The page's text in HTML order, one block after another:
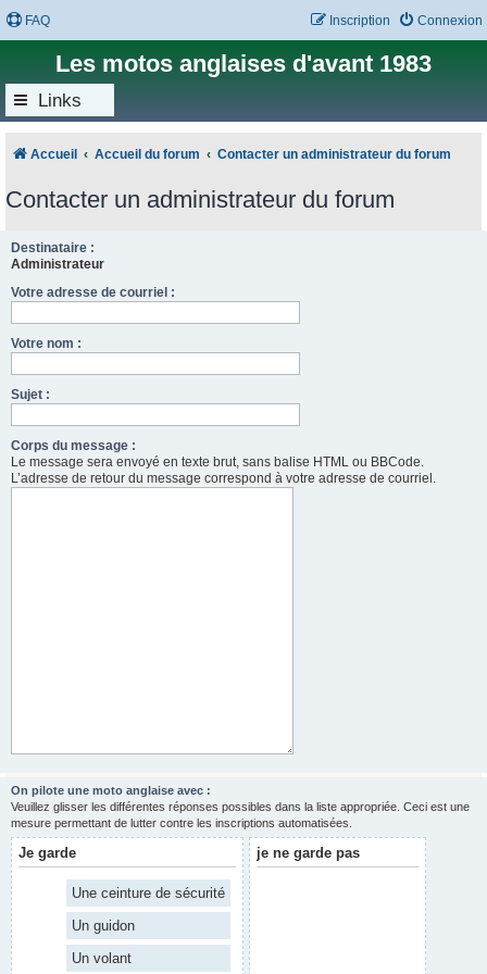
FAQ Connexion
Inscription
Les motos anglaises d'avant 1983
Links
Accueil Accueil du forum Contacter un administrateur du forum
Contacter un administrateur du forum
Destinataire :
Administrateur
Votre adresse de courriel :
Votre nom :
Sujet :
Corps du message :
Le message sera envoyé en texte brut, sans balise HTML ou BBCode.
L’adresse de retour du message correspond à votre adresse de courriel.
On pilote une moto anglaise avec :
Veuillez glisser les différentes réponses possibles dans la liste appropriée. Ceci est une
mesure permettant de lutter contre les inscriptions automatisées.
Je garde
Une ceinture de sécurité
Un guidon
Un volant
je ne garde pas